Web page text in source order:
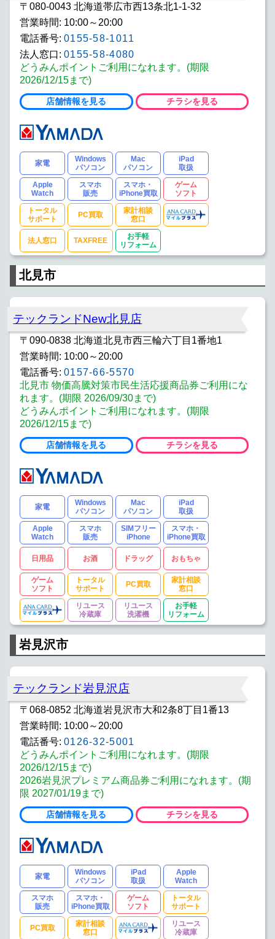
〒080-0043 北海道帯広市西13条北1-1-32
営業時間: 10:00～20:00
電話番号: 0155-58-1011
法人窓口: 0155-58-4080
どうみんポイントご利用になれます。(期限
2026/12/15まで)
店舗情報を見る チラシを見る
家電
Windows
パソコン
Mac
パソコン
iPad
取扱
Apple
Watch
スマホ
販売
スマホ・
iPhone買取
ゲーム
ソフト
トータル
サポート
PC買取
家計相談
窓口
法人窓口 TAXFREE
お手軽
リフォーム
北見市
テックランドNew北見店
〒090-0838 北海道北見市西三輪六丁目1番地1
営業時間: 10:00～20:00
電話番号: 0157-66-5570
北見市 物価高騰対策市民生活応援商品券ご利用にな
れます。(期限 2026/09/30まで)
どうみんポイントご利用になれます。(期限
2026/12/15まで)
店舗情報を見る チラシを見る
家電
Windows
パソコン
Mac
パソコン
iPad
取扱
Apple
Watch
スマホ
販売
SIMフリー
iPhone
スマホ・
iPhone買取
日用品 お酒 ドラッグ おもちゃ
ゲーム
ソフト
トータル
サポート
PC買取
家計相談
窓口
リユース
冷蔵庫
リユース
洗濯機
お手軽
リフォーム
岩見沢市
テックランド岩見沢店
〒068-0852 北海道岩見沢市大和2条8丁目1番13
営業時間: 10:00～20:00
電話番号: 0126-32-5001
どうみんポイントご利用になれます。(期限
2026/12/15まで)
2026岩見沢プレミアム商品券ご利用になれます。(期
限 2027/01/19まで)
店舗情報を見る チラシを見る
家電
Windows
パソコン
iPad
取扱
Apple
Watch
スマホ
販売
スマホ・
iPhone買取
ゲーム
ソフト
トータル
サポート
PC買取
家計相談
窓口
リユース
冷蔵庫